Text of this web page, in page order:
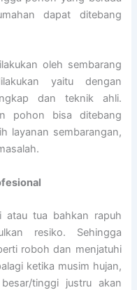
dapat ditebang
oleh sembarang
yaitu dengan
dan teknik ahli.
pohon bisa ditebang
layanan sembarangan,
atau tua bahkan rapuh
resiko. Sehingga
roboh dan menjatuhi
ketika musim hujan,
tinggi justru akan